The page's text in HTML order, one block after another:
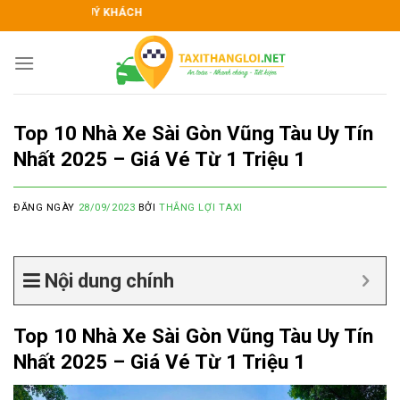
to
content
QUÝ KHÁCH
Top 10 Nhà Xe Sài Gòn Vũng Tàu Uy Tín
Nhất 2025 – Giá Vé Từ 1 Triệu 1
ĐĂNG NGÀY 28/09/2023 BỞITHẮNG LỢI TAXI
Nội dung chính
Top 10 Nhà Xe Sài Gòn Vũng Tàu Uy Tín
Nhất 2025 – Giá Vé Từ 1 Triệu 1